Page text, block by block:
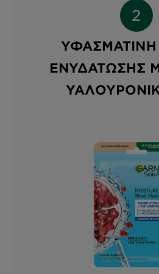
ΕΝΥΔΆΤΩΣΗΣ